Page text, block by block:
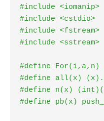
#include <iomanip>
#include <cstdio>
#include <fstream>
#include <sstream>
#define
#define all(x)
#define n(x)
#define pb(x)